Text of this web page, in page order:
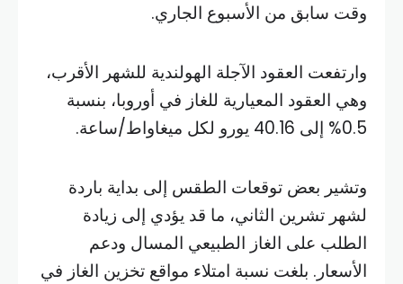
وقت سابق من الأسبوع الجاري.
وارتفعت العقود الآجلة الهولندية للشهر الأقرب،
وهي العقود المعيارية للغاز في أوروبا، بنسبة
0.5% إلى 40.16 يورو لكل ميغاواط/ساعة.
وتشير بعض توقعات الطقس إلى بداية باردة
لشهر تشرين الثاني، ما قد يؤدي إلى زيادة
الطلب على الغاز الطبيعي المسال ودعم
الأسعار. بلغت نسبة امتلاء مواقع تخزين الغاز في